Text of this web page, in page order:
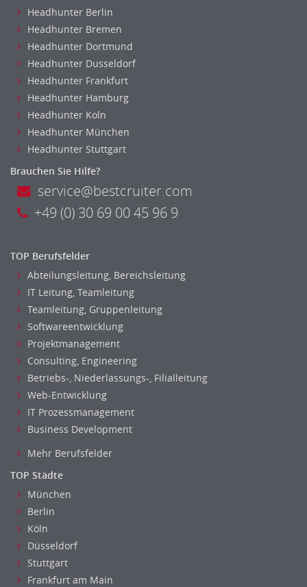
Headhunter Berlin
Headhunter Bremen
Headhunter Dortmund
Headhunter Dusseldorf
Headhunter Frankfurt
Headhunter Hamburg
Headhunter Koln
Headhunter München
Headhunter Stuttgart
Brauchen Sie Hilfe?
service@bestcruiter.com
+49 (0) 30 69 00 45 96 9
TOP Berufsfelder
Abteilungsleitung, Bereichsleitung
IT Leitung, Teamleitung
Teamleitung, Gruppenleitung
Softwareentwicklung
Projektmanagement
Consulting, Engineering
Betriebs-, Niederlassungs-, Filialleitung
Web-Entwicklung
IT Prozessmanagement
Business Development
Mehr Berufsfelder
TOP Städte
München
Berlin
Köln
Düsseldorf
Stuttgart
Frankfurt am Main